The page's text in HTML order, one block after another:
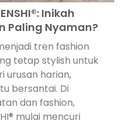
Inikah
Paling Nyaman?
tren fashion
tetap stylish untuk
urusan harian,
bersantai. Di
dan fashion,
mulai mencuri